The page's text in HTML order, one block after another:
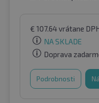
€ 107.64vrátane
NA SKLADE
Doprava
Podrobnosti